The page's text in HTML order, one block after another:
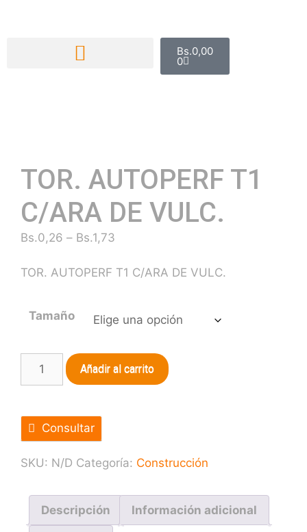
Bs.0,00
0
TOR. AUTOPERF T1
C/ARA DE VULC.
Bs.0,26 – Bs.1,73
TOR. AUTOPERF T1 C/ARA DE VULC.
Tamaño
Añadir al carrito
Consultar
SKU: N/D Categoría: Construcción
Descripción Información adicional